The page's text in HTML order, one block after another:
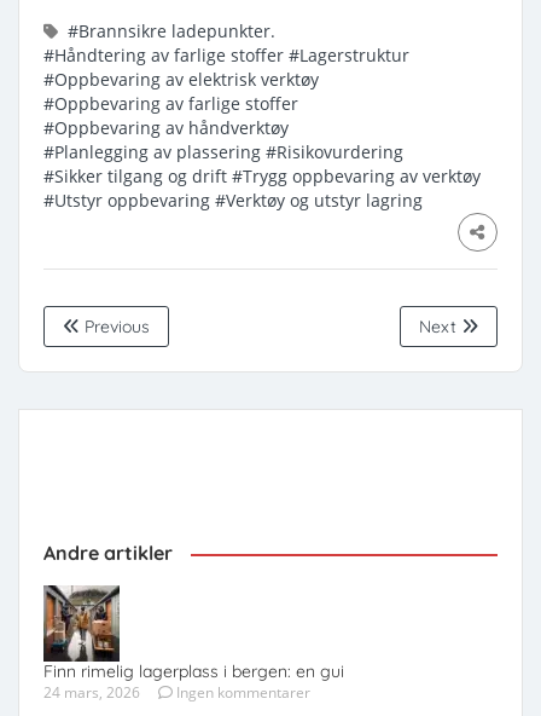
#Brannsikre ladepunkter.
#Håndtering av farlige stoffer #Lagerstruktur
#Oppbevaring av elektrisk verktøy
#Oppbevaring av farlige stoffer
#Oppbevaring av håndverktøy
#Planlegging av plassering #Risikovurdering
#Sikker tilgang og drift #Trygg oppbevaring av verktøy
#Utstyr oppbevaring #Verktøy og utstyr lagring
Previous Next
Andre artikler
Finn rimelig lagerplass i bergen: en gui
24 mars, 2026 Ingen kommentarer